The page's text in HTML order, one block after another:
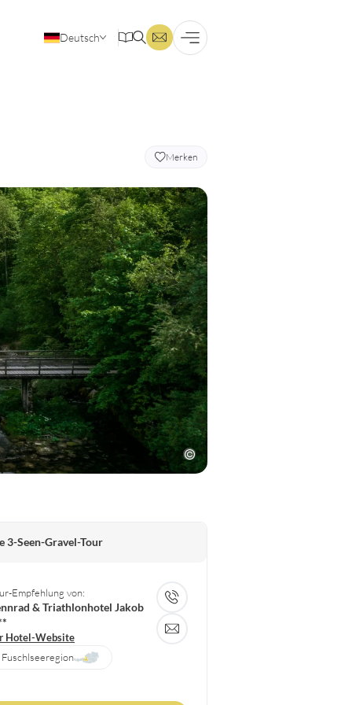
Deutsch
Englisch
Merken
3-Seen-Gravel-Tour
Empfehlung von:
& Triathlonhotel Jakob
Hotel-Website
Fuschlseeregion